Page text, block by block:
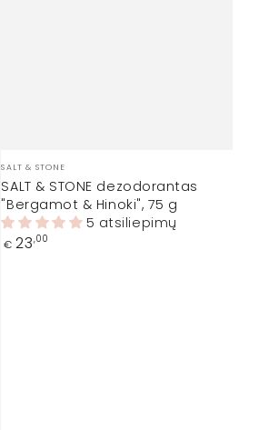
Prekinis
ženklas:
SALT & STONE
SALT & STONE dezodorantas
"Bergamot & Hinoki", 75 g
5 atsiliepimų
Įprasta
€ 23,00